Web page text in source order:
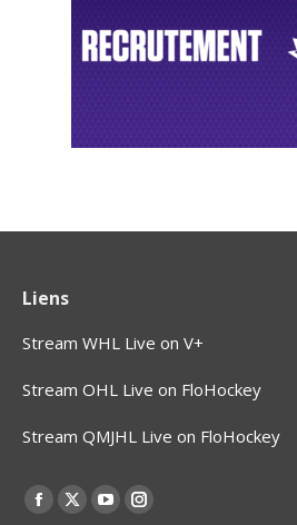
Liens
Stream WHL Live on V+
Stream OHL Live on FloHockey
Stream QMJHL Live on FloHockey
Find us on:
Facebook
X
YouTubeInstagram